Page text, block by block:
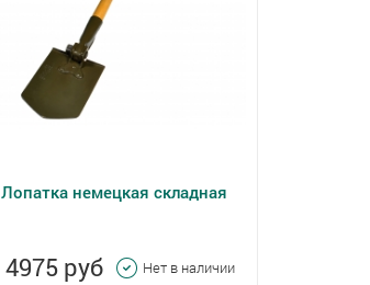
Лопатка немецкая складная
4975 руб Нет в наличии